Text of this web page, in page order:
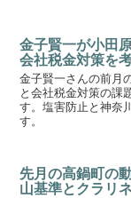
金子賢一が小田
会社税金対策を
金子賢一さんの前月
と会社税金対策の課
す。塩害防止と神奈
す。
先月の高鍋町の
山基準とクラリ